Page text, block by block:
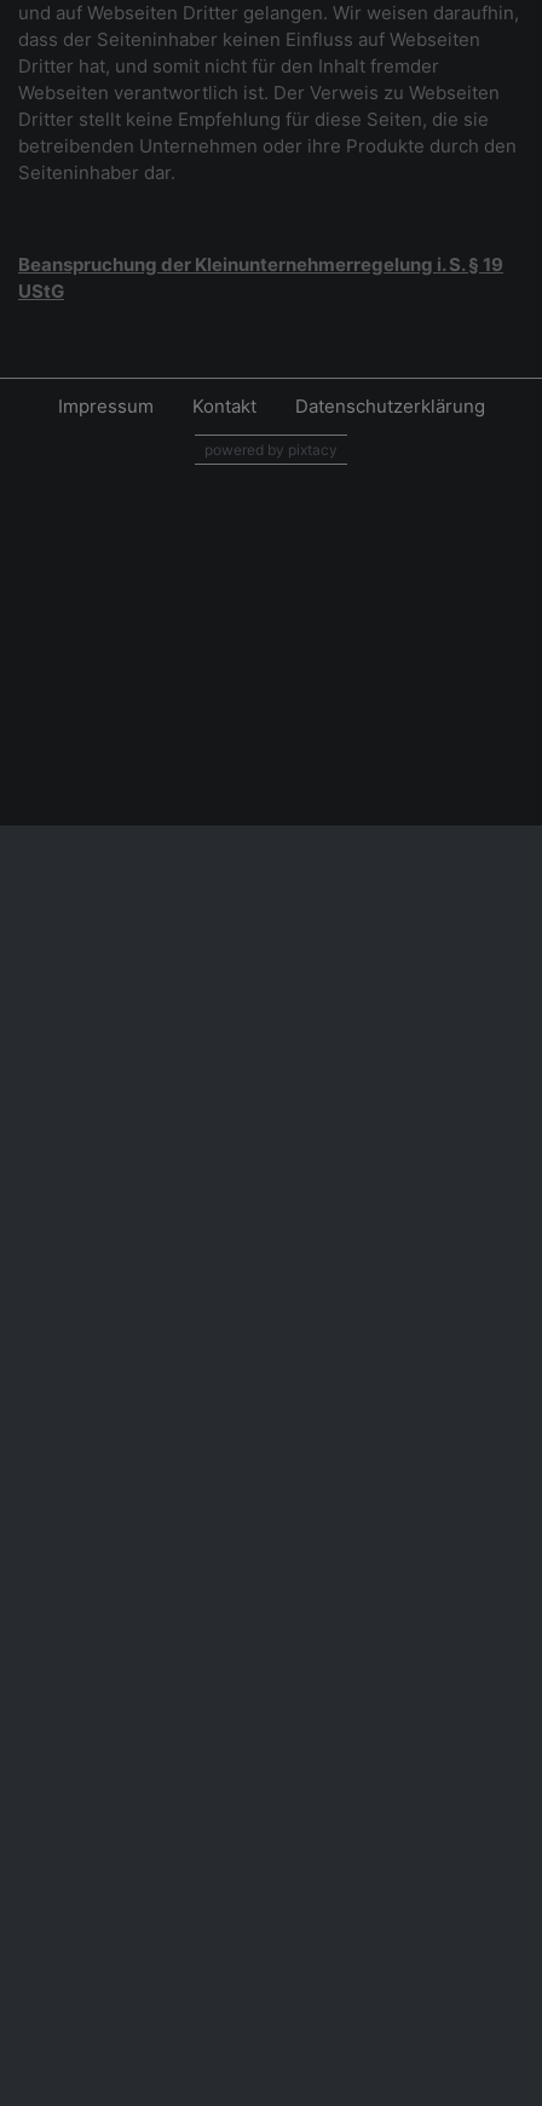
und auf Webseiten Dritter gelangen. Wir weisen daraufhin,
dass der Seiteninhaber keinen Einfluss auf Webseiten
Dritter hat, und somit nicht für den Inhalt fremder
Webseiten verantwortlich ist. Der Verweis zu Webseiten
Dritter stellt keine Empfehlung für diese Seiten, die sie
betreibenden Unternehmen oder ihre Produkte durch den
Seiteninhaber dar.
Beanspruchung der Kleinunternehmerregelung i. S. § 19
UStG
Impressum Kontakt Datenschutzerklärung
powered by pixtacy